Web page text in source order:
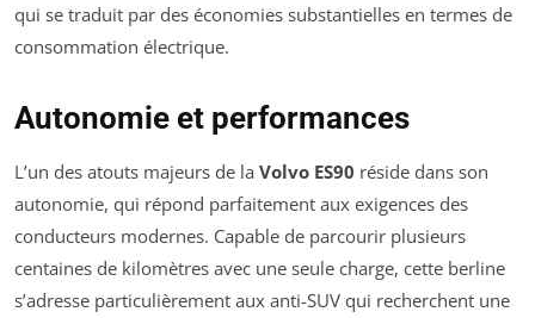
qui se traduit par des économies substantielles en termes de
consommation électrique.
Autonomie et performances
L’un des atouts majeurs de la Volvo ES90 réside dans son
autonomie, qui répond parfaitement aux exigences des
conducteurs modernes. Capable de parcourir plusieurs
centaines de kilomètres avec une seule charge, cette berline
s’adresse particulièrement aux anti-SUV qui recherchent une